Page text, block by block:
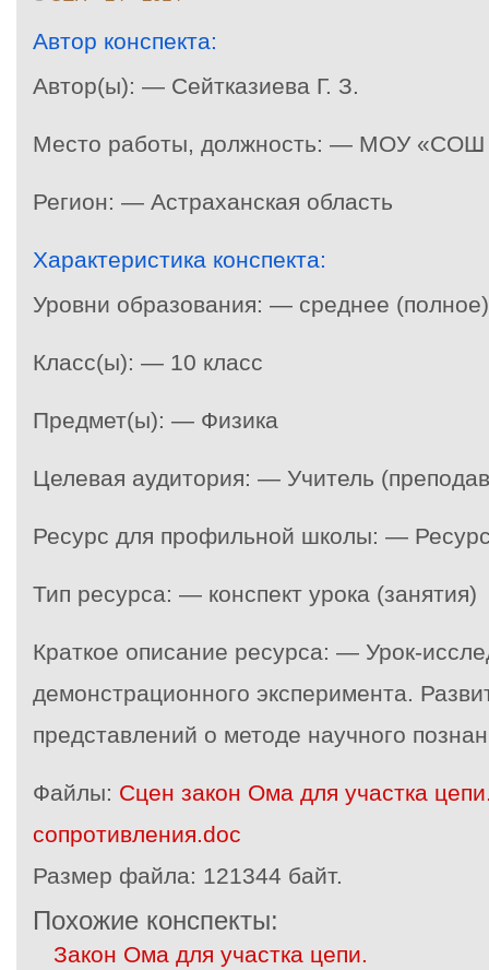
Автор конспекта:
Автор(ы): — Сейтказиева Г. З.
Место работы, должность: — МОУ «СОШ
Регион: — Астраханская область
Характеристика конспекта:
Уровни образования: — среднее
Класс(ы): — 10 класс
Предмет(ы): — Физика
Целевая аудитория: — Учитель
Ресурс для профильной школы: —
Тип ресурса: — конспект урока (занятия)
Краткое описание ресурса: — Урок-
демонстрационного эксперимента.
представлений о методе научного
Файлы: Сцен закон Ома для участка
сопротивления.doc
Размер файла: 121344 байт.
Похожие конспекты:
Закон Ома для участка цепи.